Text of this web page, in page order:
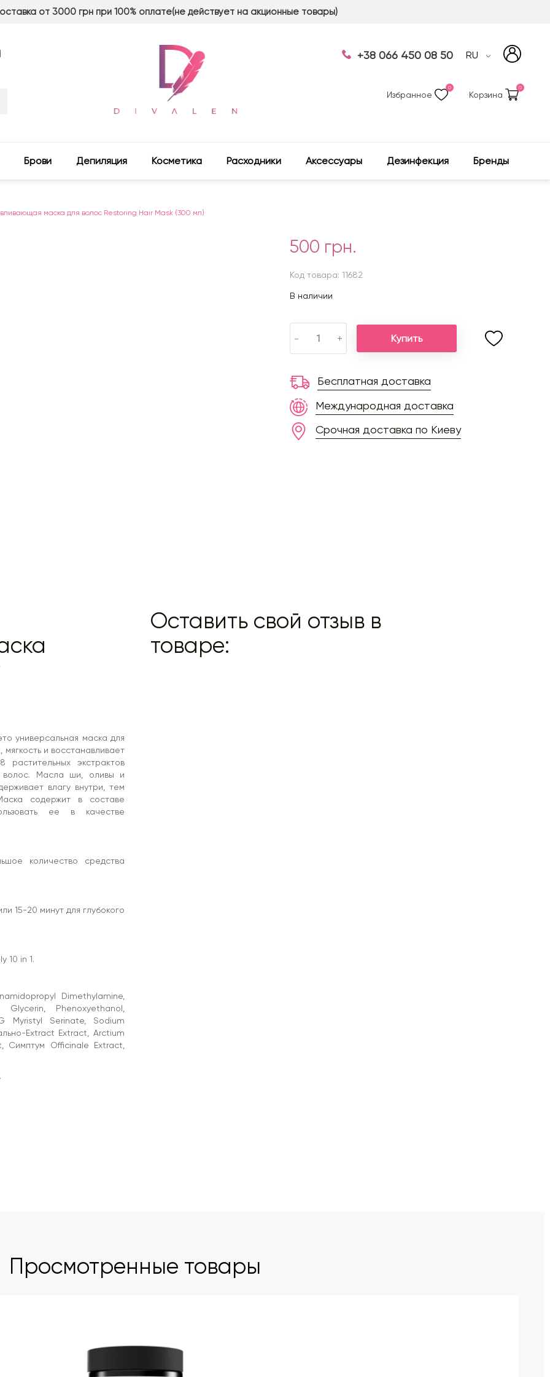
от 3000 грн при 100% оплате(не действует на акционные товары)
+38 066 450 08 50 RU
Избранное
0
Корзина
0
Брови Депиляция Косметика Расходники Аксессуары Дезинфекция Бренды
маска для волос Restoring Hair Mask (300 мл)
500 грн.
Код товара: 11682
В наличии
- + Купить
Бесплатная доставка
Международная доставка
Срочная доставка по Киеву
универсальная маска для
и восстанавливает
экстрактов
волос. Масла ши, оливы и
влагу внутри, тем
содержит в составе
ее в качестве
количество средства
15-20 минут для глубокого
10 in 1.
Dimethylamine,
Phenoxyethanol,
Myristyl Serinate, Sodium
Extract Extract, Arctium
Симптум Officinale Extract,
Оставить свой отзыв в
товаре:
Просмотренные товары